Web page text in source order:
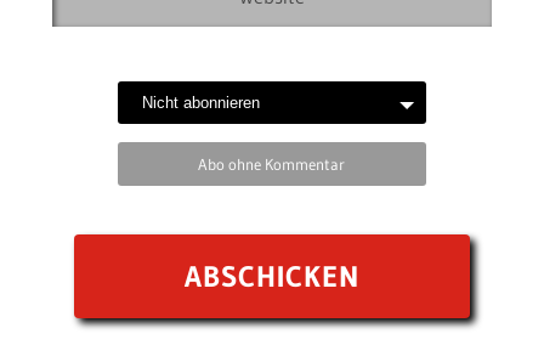
Abo ohne Kommentar